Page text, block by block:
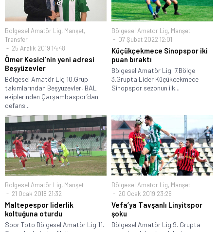
Bölgesel Amatör Lig, Manşet,
Transfer
25 Aralık 2019 14:48
Ömer Kesici’nin yeni adresi
Beşyüzevler
Bölgesel Amatör Lig 10.Grup
takımlarından Beşyüzevler, BAL
ekiplerinden Çarşambaspor’dan
defans...
Bölgesel Amatör Lig, Manşet
07 Şubat 2022 12:01
Küçükçekmece Sinopspor iki
puan bıraktı
Bölgesel Amatör Ligi 7.Bölge
3.Grupta Lider Küçükçekmece
Sinopspor sezonun ilk...
Bölgesel Amatör Lig, Manşet
21 Ocak 2018 21:32
Maltepespor liderlik
koltuğuna oturdu
Spor Toto Bölgesel Amatör Lig 11.
Bölgesel Amatör Lig, Manşet
20 Ocak 2019 23:26
Vefa’ya Tavşanlı Linyitspor
şoku
Bölgesel Amatör Lig 9. Grupta